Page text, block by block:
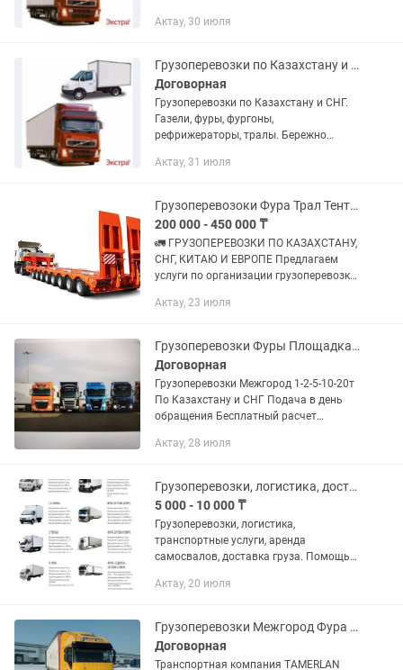
время. Қазақстан және ТМД
жүк...
Актау, 30 июля
Грузоперевозки по Казахстану и СНГ
Договорная
Грузоперевозки по Казахстану и СНГ.
Газели, фуры, фургоны,
рефрижераторы, тралы. Бережно
время. Қазақстан және ТМД
жүк...
Актау, 31 июля
Грузоперевозоки Фура Трал Тент Камаз Логистика Рефрижератора
200 000 - 450 000 ₸
🚛 ГРУЗОПЕРЕВОЗКИ ПО КАЗАХСТАНУ,
СНГ, КИТАЮ И ЕВРОПЕ Предлагаем
услуги по организации грузоперевозки
всему Казахстану ✅ Международные
Актау, 23 июля
Грузоперевозки Фуры Площадка Трал Рефрижератор
Договорная
Грузоперевозки Межгород 1-2-5-10-20т
По Казахстану и СНГ Подача в день
обращения Бесплатный расчет
ГАЗели, Валдай, Рефрижератор
Актау, 28 июля
Грузоперевозки, логистика, доставка, рефрижератор, фура, газель
5 000 - 10 000 ₸
Грузоперевозки, логистика,
транспортные услуги, аренда
самосвалов, доставка груза. Помощь
Предоставляем транспорт под любые
автопарке:...
Актау, 20 июля
Грузоперевозки Межгород Фура Тент площадки Газельи Астана Алматы Семей Өске
Договорная
Транспортная компания TAMERLAN